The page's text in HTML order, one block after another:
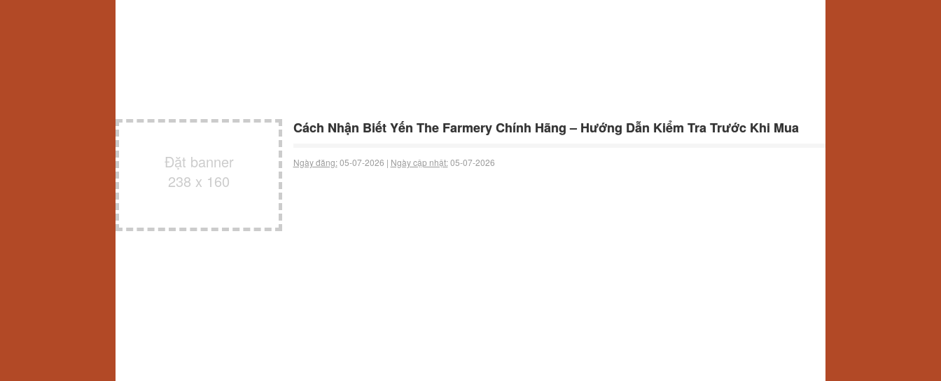
Đặt banner
238 x 160
Cách Nhận Biết Yến The Farmery Chính Hãng – Hướng Dẫn Kiểm Tra Trước Khi Mua
Ngày đăng:05-07-2026 | Ngày cập nhật:05-07-2026